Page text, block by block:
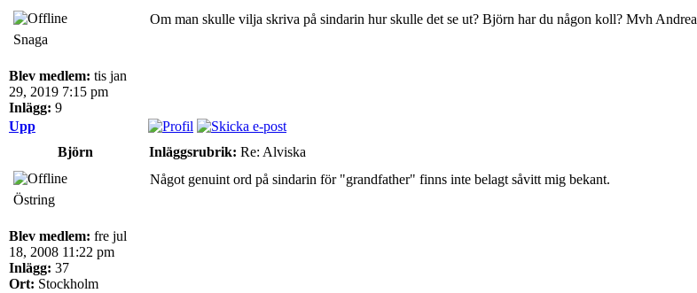
Snaga
Blev medlem: tis jan
29, 2019 7:15 pm
Inlägg: 9
Om man skulle vilja skriva på sindarin hur skulle det se ut? Björn har du någon koll? Mvh Andrea
Upp
Björn
Inläggsrubrik: Re: Alviska
Östring
Blev medlem: fre jul
18, 2008 11:22 pm
Inlägg: 37
Ort: Stockholm
Något genuint ord på sindarin för "grandfather" finns inte belagt såvitt mig bekant.